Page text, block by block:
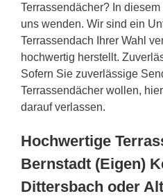
Terrassendächer? In
uns wenden. Wir sind ein
Terrassendach Ihrer Wahl
hochwertig herstellt.
Sofern Sie zuverlässige
Terrassendächer wollen,
darauf verlassen.
Hochwertige
Bernstadt (Eigen)
Dittersbach oder